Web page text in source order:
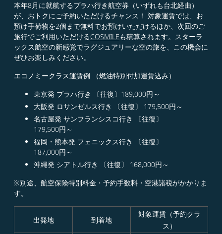
本年8月に就航するプラハ行き航空券（いずれも台北経由）
が、おトクにご予約いただけるチャンス！ 対象運賃では、お
預け手荷物を2個まで無料でお預けいただけるほか、次回のご
旅行でご利用いただけるCOSMILEも積算されます。スターラ
ックス航空の新感覚でラグジュアリーな空の旅を、この機会に
ぜひお楽しみください。
エコノミークラス運賃例 （燃油特別付加運賃込み）
東京発 プラハ行き 〔往復〕189,000円～​
大阪発 ロサンゼルス行き 〔往復〕 179,500円～​
名古屋発 サンフランシスコ行き 〔往復〕
179,500円～​
福岡・熊本発 フェニックス行き 〔往復〕
187,000円～​
沖縄発 シアトル行き 〔往復〕 168,000円～
※別途、航空保険特別料金・予約手数料・空港諸税がかかりま
す。
出発地 到着地
対象運賃（予約クラ
ス）